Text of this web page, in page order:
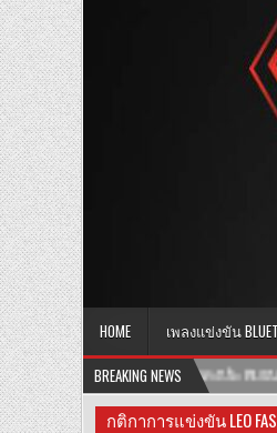
HOME
เพลงแข่งขัน
BREAKING NEWS
บยนต์ 2025-03-13 ผลการแข่งขั
กติกาการแข่งขัน LEO